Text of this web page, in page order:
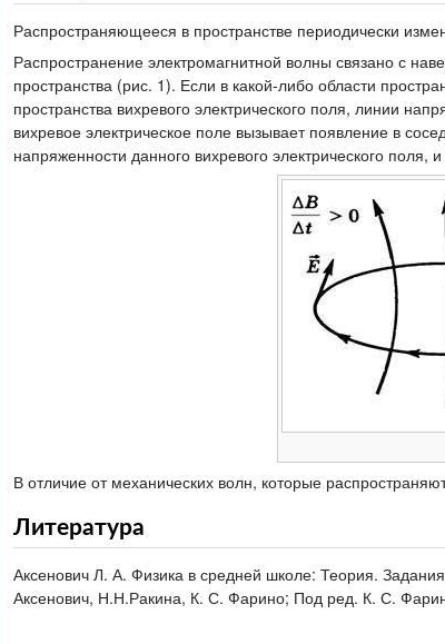
Распространяющееся в пространстве периодически
Распространение электромагнитной волны связано с
пространства (рис. 1). Если в какой-либо области
пространства вихревого электрического поля, линии
вихревое электрическое поле вызывает появление в
напряженности данного вихревого электрического
В отличие от механических волн, которые
Литература
Аксенович Л. А. Физика в средней школе: Теория.
Аксенович, Н.Н.Ракина, К. С. Фарино; Под ред. К. С.